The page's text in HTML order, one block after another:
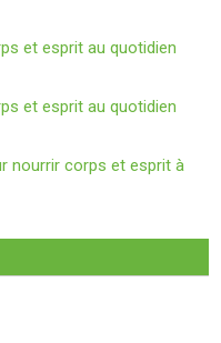
et esprit au quotidien
et esprit au quotidien
nourrir corps et esprit à